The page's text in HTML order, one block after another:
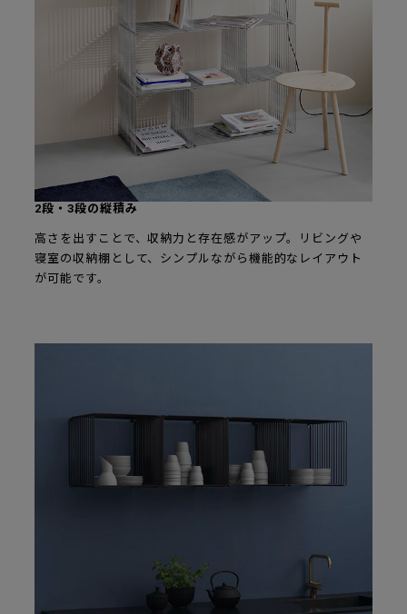
2段・3段の縦積み
高さを出すことで、収納力と存在感がアップ。リビングや
寝室の収納棚として、シンプルながら機能的なレイアウト
が可能です。